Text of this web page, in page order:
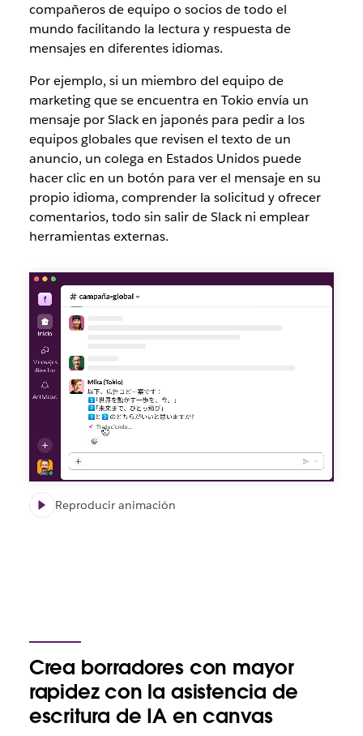
compañeros de equipo o socios de todo el
mundo facilitando la lectura y respuesta de
mensajes en diferentes idiomas.
Por ejemplo, si un miembro del equipo de
marketing que se encuentra en Tokio envía un
mensaje por Slack en japonés para pedir a los
equipos globales que revisen el texto de un
anuncio, un colega en Estados Unidos puede
hacer clic en un botón para ver el mensaje en su
propio idioma, comprender la solicitud y ofrecer
comentarios, todo sin salir de Slack ni emplear
herramientas externas.
Reproducir animación
Crea borradores con mayor
rapidez con la asistencia de
escritura de IA en canvas